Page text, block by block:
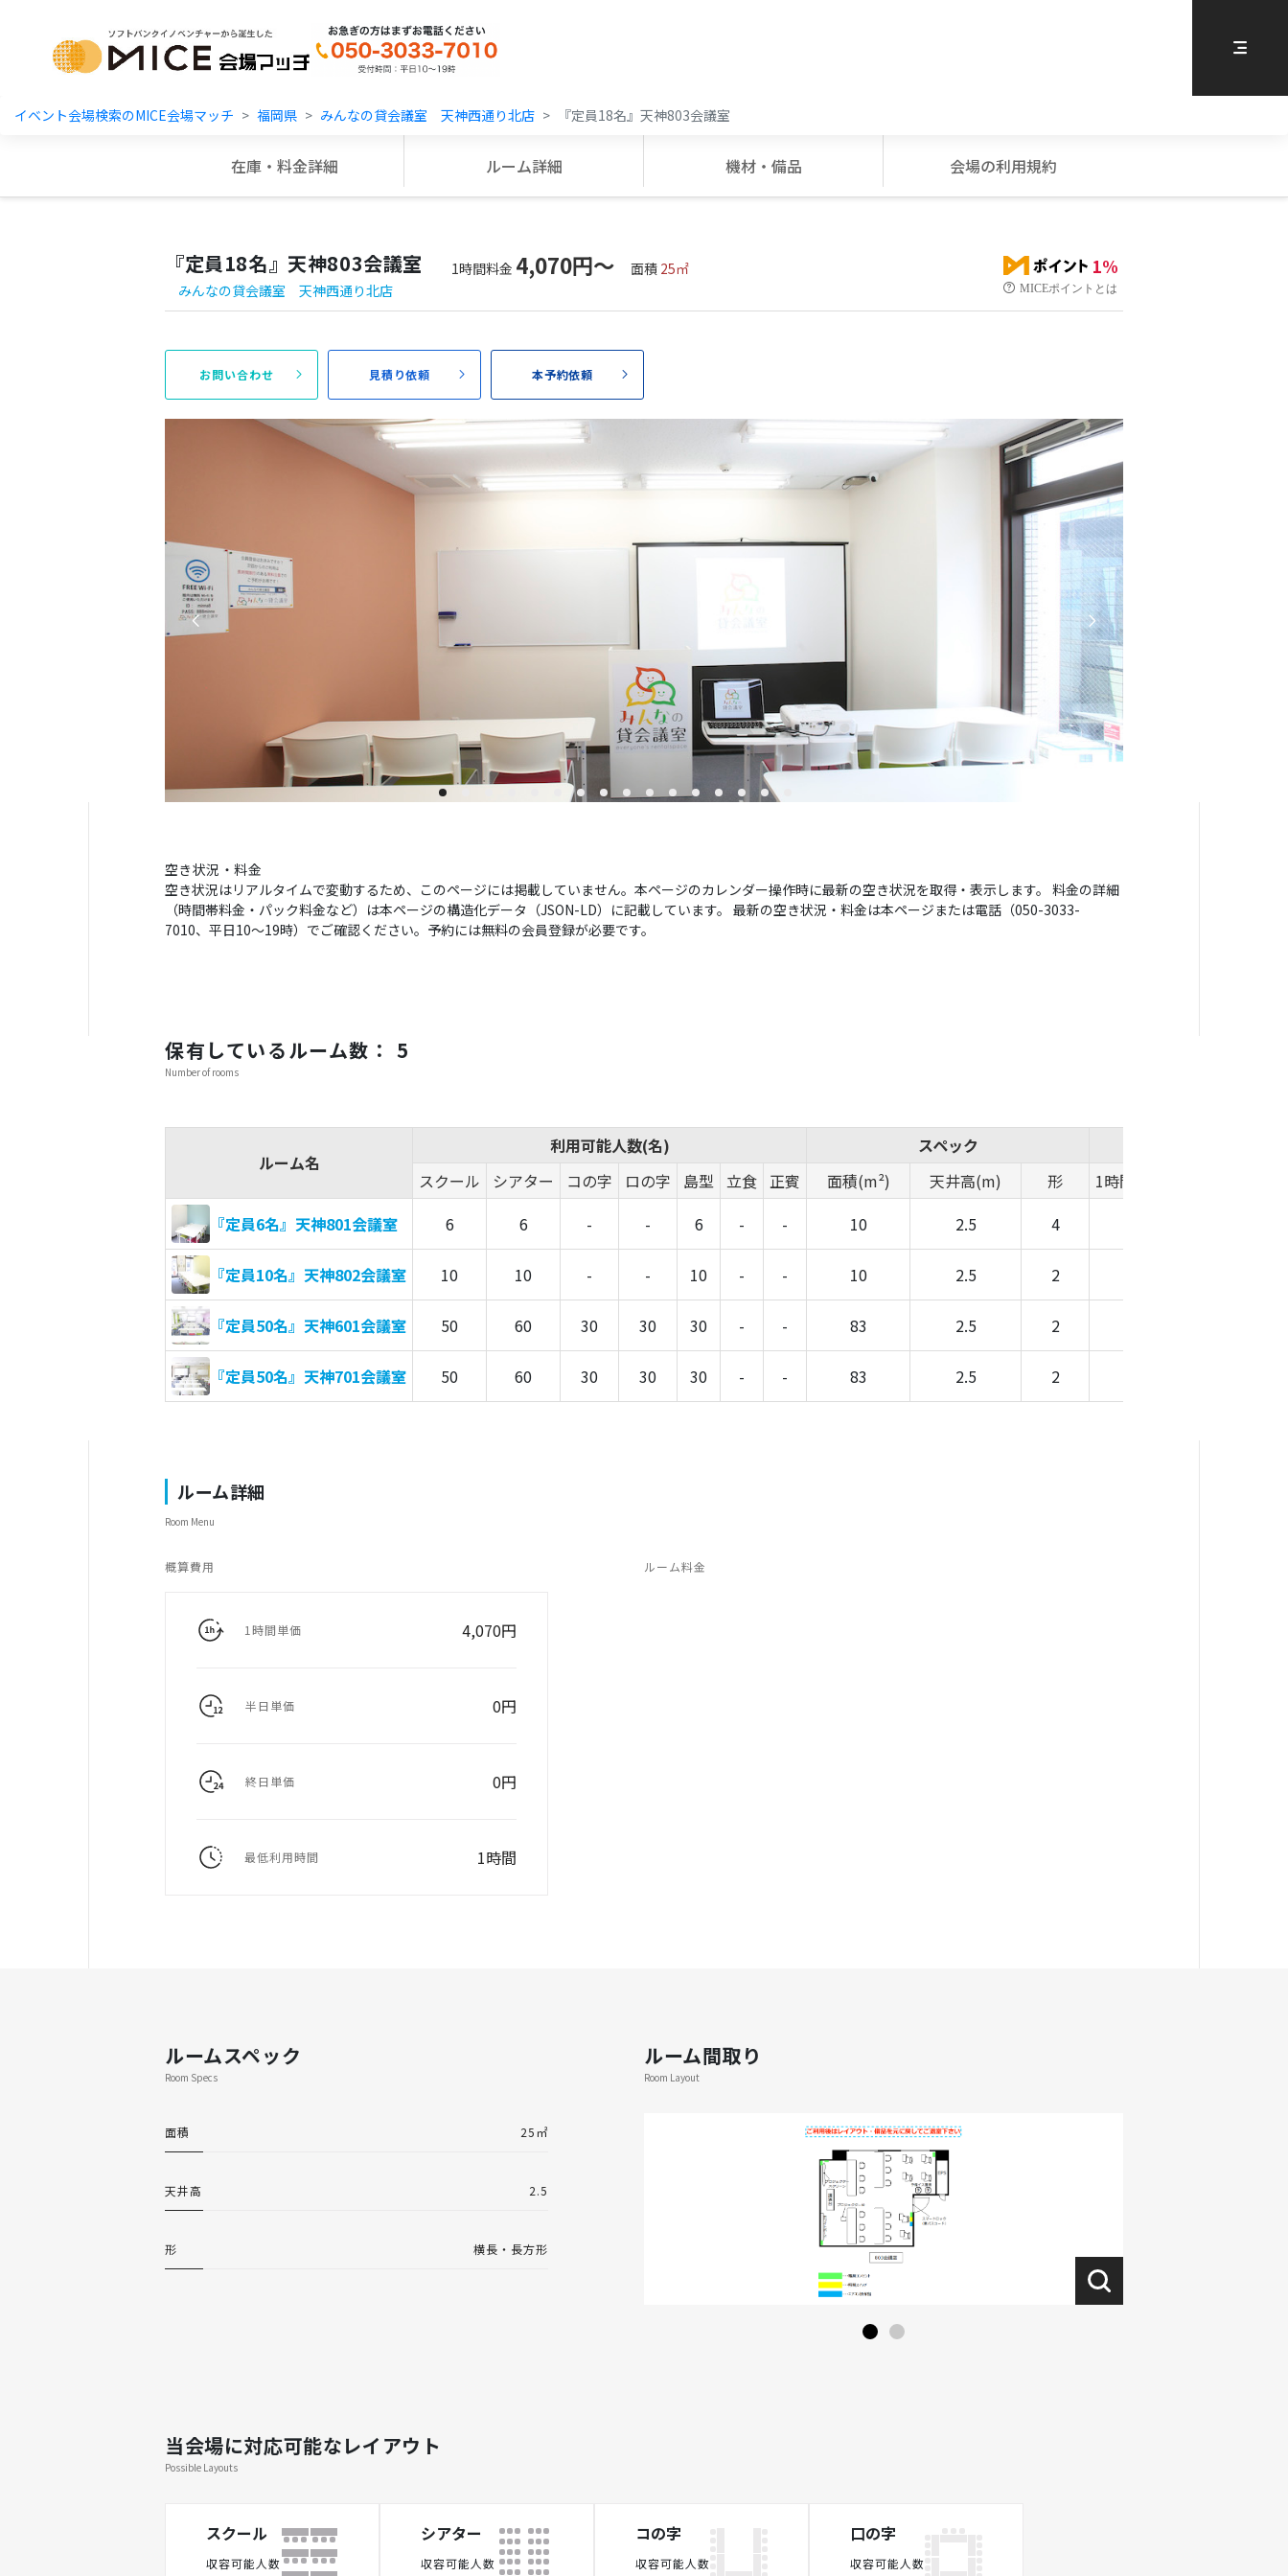
MICE Platform
イベント会場検索のMICE会場マッチ 福岡県 みんなの貸会議室 天神西通り北店 『定員18名』天神803会議室
在庫・料金詳細 ルーム詳細 機材・備品 会場の利用規約
『定員18名』天神803会議室 1時間料金 4,070円〜 面積 25㎡
みんなの貸会議室 天神西通り北店
1%
MICEポイントとは
お問い合わせ 見積り依頼 本予約依頼
空き状況・料金
空き状況はリアルタイムで変動するため、このページには掲載していません。本ページのカレンダー操作時に最新の空き状況を取得・表示します。 料金の詳細
（時間帯料金・パック料金など）は本ページの構造化データ（JSON-LD）に記載しています。 最新の空き状況・料金は本ページまたは電話（050-3033-
7010、平日10〜19時）でご確認ください。予約には無料の会員登録が必要です。
保有しているルーム数： 5
Number of rooms
ルーム名
利用可能人数(名) スペック
スクール
シアター コの字 ロの字 島型 立食 正賓 面積(m²) 天井高(m) 形 1時間料金(円)
『定員6名』天神801会議室
6 6 - - 6 - - 10 2.5 4
『定員10名』天神802会議室 10 10 - - 10 - - 10 2.5 2
『定員50名』天神601会議室 50 60 30 30 30 - - 83 2.5 2
『定員50名』天神701会議室 50 60 30 30 30 - - 83 2.5 2
ルーム詳細
Room Menu
概算費用
1時間単価 4,070円
半日単価 0円
終日単価 0円
最低利用時間 1時間
ルーム料金
ルームスペック
Room Specs
面積 25㎡
天井高 2.5
形 横長・長方形
ルーム間取り
Room Layout
当会場に対応可能なレイアウト
Possible Layouts
スクール
収容可能人数
シアター
収容可能人数
コの字
収容可能人数
口の字
収容可能人数